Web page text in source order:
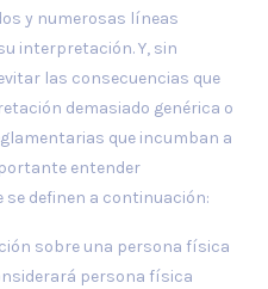
y numerosas líneas
interpretación. Y, sin
las consecuencias que
demasiado genérica o
que incumban a
entender
definen a continuación:
sobre una persona física
persona física